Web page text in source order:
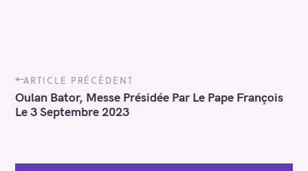
P
o
s
t
v
ARTICLE PRÉCÉDENT
Oulan Bator, Messe Présidée Par Le Pape François
Le 3 Septembre 2023